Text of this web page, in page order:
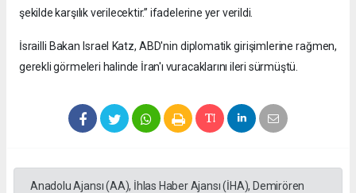
şekilde karşılık verilecektir.” ifadelerine yer verildi.
İsrailli Bakan Israel Katz, ABD'nin diplomatik girişimlerine rağmen,
gerekli görmeleri halinde İran'ı vuracaklarını ileri sürmüştü.
Anadolu Ajansı (AA), İhlas Haber Ajansı (İHA), Demirören